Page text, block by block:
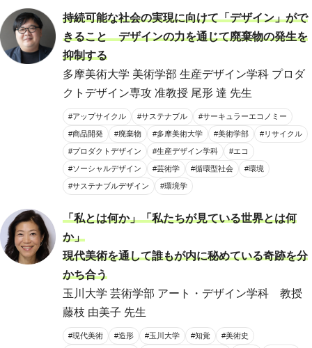
持続可能な社会の実現に向けて「デザイン」がで
きること デザインの力を通じて廃棄物の発生を
抑制する
多摩美術大学 美術学部 生産デザイン学科 プロダ
クトデザイン専攻 准教授 尾形 達 先生
#アップサイクル #サステナブル #サーキュラーエコノミー
#商品開発 #廃棄物 #多摩美術大学 #美術学部 #リサイクル
#プロダクトデザイン #生産デザイン学科 #エコ
#ソーシャルデザイン #芸術学 #循環型社会 #環境
#サステナブルデザイン #環境学
「私とは何か」「私たちが見ている世界とは何
か」
現代美術を通して誰もが内に秘めている奇跡を分
かち合う
玉川大学 芸術学部 アート・デザイン学科 教授
藤枝 由美子 先生
#現代美術 #造形 #玉川大学 #知覚 #美術史